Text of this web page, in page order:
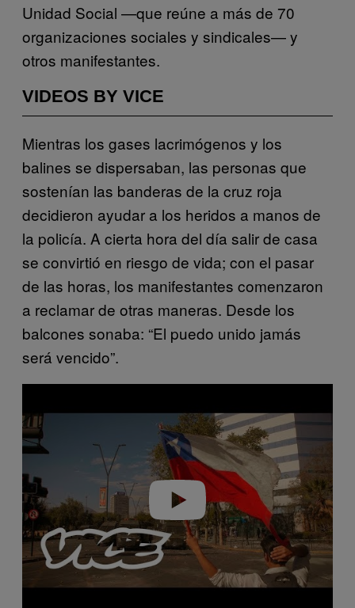
Unidad Social —que reúne a más de 70
organizaciones sociales y sindicales— y
otros manifestantes.
VIDEOS BY VICE
Mientras los gases lacrimógenos y los
balines se dispersaban, las personas que
sostenían las banderas de la cruz roja
decidieron ayudar a los heridos a manos de
la policía. A cierta hora del día salir de casa
se convirtió en riesgo de vida; con el pasar
de las horas, los manifestantes comenzaron
a reclamar de otras maneras. Desde los
balcones sonaba: “El puedo unido jamás
será vencido”.
y
v
i
e